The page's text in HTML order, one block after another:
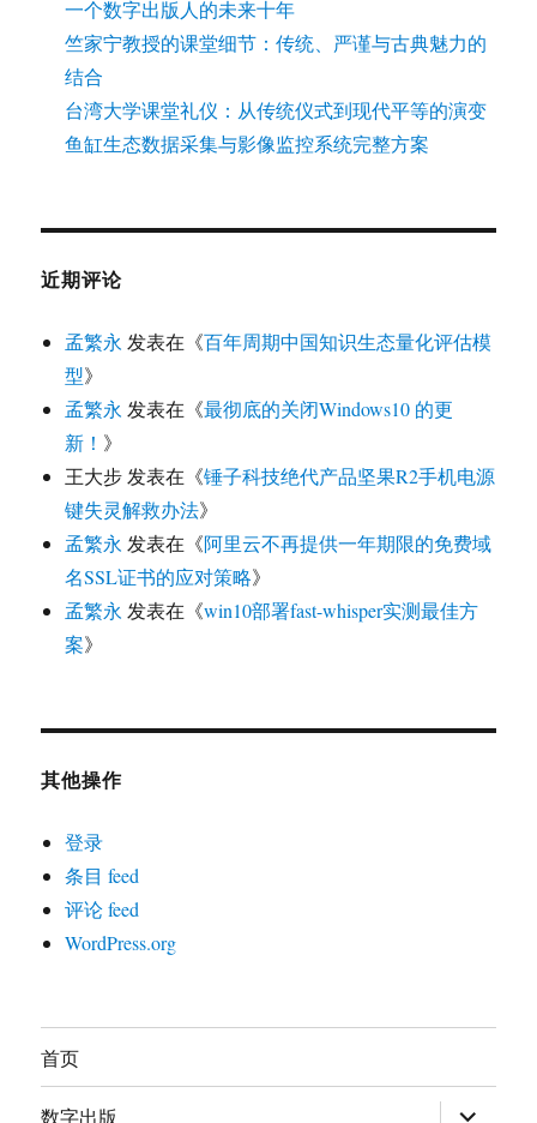
一个数字出版人的未来十年
竺家宁教授的课堂细节：传统、严谨与古典魅力的
结合
台湾大学课堂礼仪：从传统仪式到现代平等的演变
鱼缸生态数据采集与影像监控系统完整方案
近期评论
孟繁永 发表在《百年周期中国知识生态量化评估模
型》
孟繁永 发表在《最彻底的关闭Windows10 的更
新！ 》
王大步 发表在《锤子科技绝代产品坚果R2手机电源
键失灵解救办法》
孟繁永 发表在《阿里云不再提供一年期限的免费域
名SSL证书的应对策略》
孟繁永 发表在《win10部署fast-whisper实测最佳方
案》
其他操作
登录
条目 feed
评论 feed
WordPress.org
首页
数字出版 展